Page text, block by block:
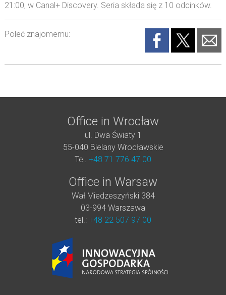
21:00, w Canal+ Discovery. Seria składa się z 10 odcinków.
Poleć znajomemu:
Office in Wrocław
ul. Dwa Światy 1
55-040 Bielany Wrocławskie
Tel. +48 71 776 47 00
Office in Warsaw
Wał Miedzeszyński 384
03-994 Warszawa
tel.: +48 22 507 97 00